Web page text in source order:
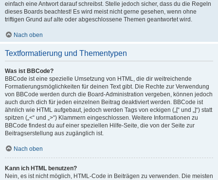
einfach eine Antwort darauf schreibst. Stelle jedoch sicher, dass du die Regeln
dieses Boards beachtest! Es wird meist nicht gerne gesehen, wenn ohne
triftigen Grund auf alte oder abgeschlossene Themen geantwortet wird.
Nach oben
Textformatierung und Thementypen
Was ist BBCode?
BBCode ist eine spezielle Umsetzung von HTML, die dir weitreichende
Formatierungsmöglichkeiten für deinen Text gibt. Die Rechte zur Verwendung
von BBCode werden durch die Board-Administration vergeben, können jedoch
auch durch dich für jeden einzelnen Beitrag deaktiviert werden. BBCode ist
ähnlich wie HTML aufgebaut, jedoch werden Tags von eckigen („[“ und „]“) statt
spitzen („<“ und „>“) Klammern eingeschlossen. Weitere Informationen zu
BBCode findest du auf einer speziellen Hilfe-Seite, die von der Seite zur
Beitragserstellung aus zugänglich ist.
Nach oben
Kann ich HTML benutzen?
Nein, es ist nicht möglich, HTML-Code in Beiträgen zu verwenden. Die meisten